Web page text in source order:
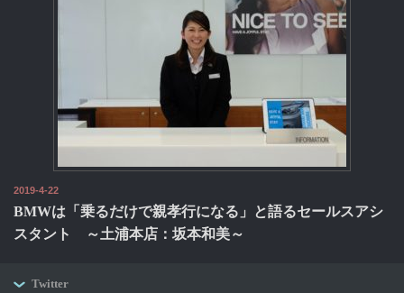
2019-4-22
BMWは「乗るだけで親孝行になる」と語るセールスアシ
スタント ～土浦本店：坂本和美～
Twitter